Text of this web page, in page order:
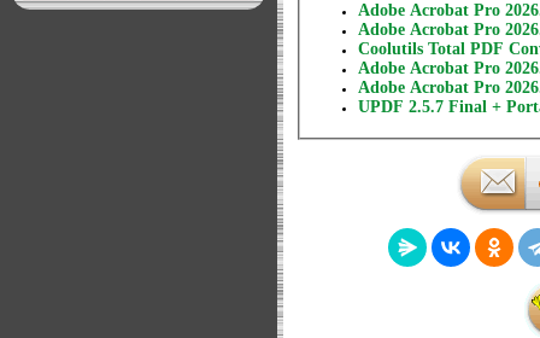
Adobe Acrobat Pro
Adobe Acrobat Pro
Coolutils Total PDF
Adobe Acrobat Pro
Adobe Acrobat Pro
UPDF 2.5.7 Final +